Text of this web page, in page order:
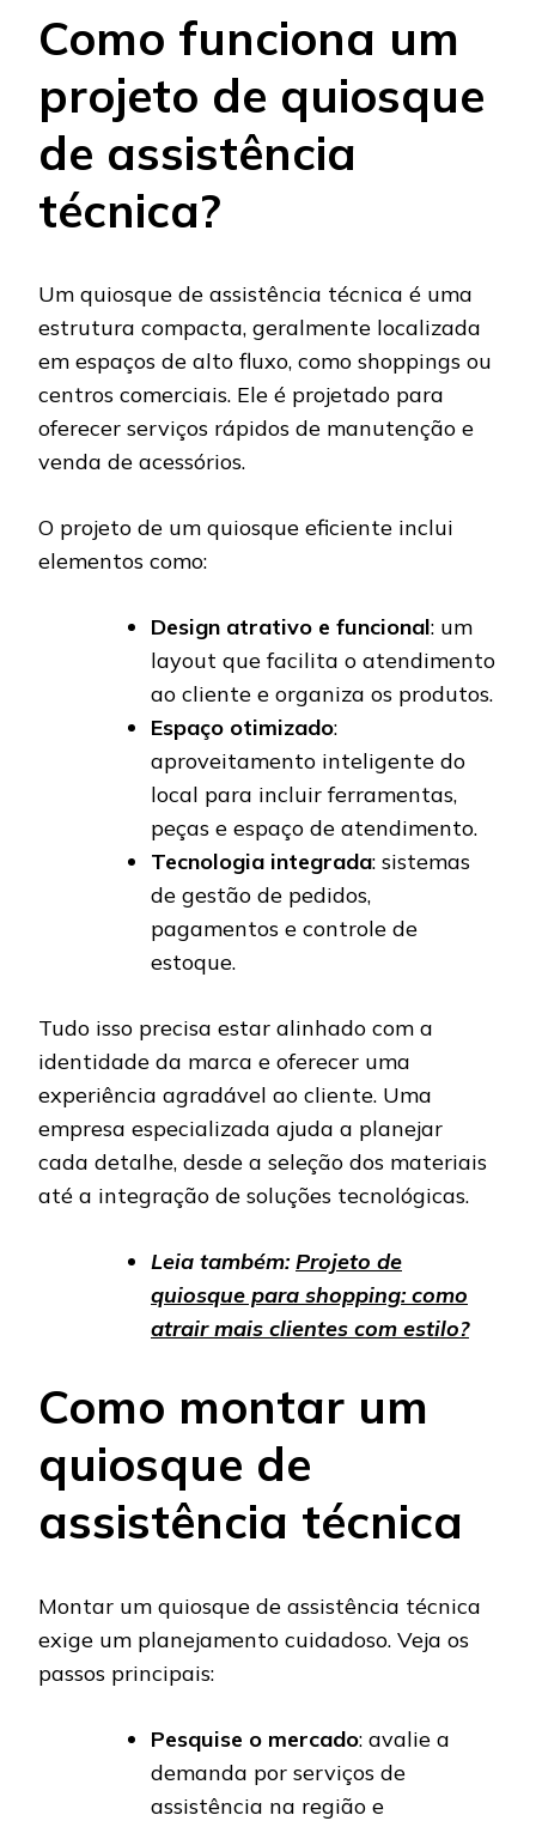
Como funciona um
projeto de quiosque
de assistência
técnica?
Um quiosque de assistência técnica é uma
estrutura compacta, geralmente localizada
em espaços de alto fluxo, como shoppings ou
centros comerciais. Ele é projetado para
oferecer serviços rápidos de manutenção e
venda de acessórios.
O projeto de um quiosque eficiente inclui
elementos como:
Design atrativo e funcional: um
layout que facilita o atendimento
ao cliente e organiza os produtos.
Espaço otimizado:
aproveitamento inteligente do
local para incluir ferramentas,
peças e espaço de atendimento.
Tecnologia integrada: sistemas
de gestão de pedidos,
pagamentos e controle de
estoque.
Tudo isso precisa estar alinhado com a
identidade da marca e oferecer uma
experiência agradável ao cliente. Uma
empresa especializada ajuda a planejar
cada detalhe, desde a seleção dos materiais
até a integração de soluções tecnológicas.
Leia também:Projeto de
quiosque para shopping: como
atrair mais clientes com estilo?
Como montar um
quiosque de
assistência técnica
Montar um quiosque de assistência técnica
exige um planejamento cuidadoso. Veja os
passos principais:
Pesquise o mercado: avalie a
demanda por serviços de
assistência na região e